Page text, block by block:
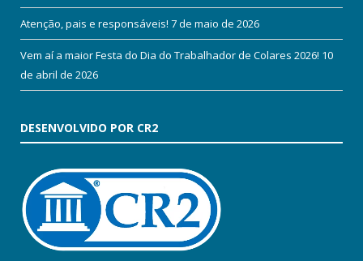
Atenção, pais e responsáveis! 7 de maio de 2026
Vem aí a maior Festa do Dia do Trabalhador de Colares 2026! 10
de abril de 2026
DESENVOLVIDO POR CR2